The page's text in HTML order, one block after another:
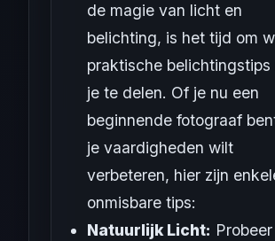
de magie van licht en
belichting, is het tijd om
praktische belichtingstips
je te delen. Of je nu een
beginnende fotograaf
je vaardigheden wilt
verbeteren, hier zijn
onmisbare tips:
Natuurlijk Licht: